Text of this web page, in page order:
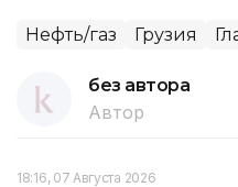
Нефть/газ Грузия
без автора
Автор
18:16, 07 Августа 2026